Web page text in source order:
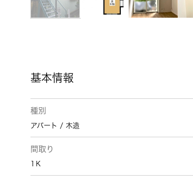
基本情報
種別
アパート / 木造
間取り
1Ｋ